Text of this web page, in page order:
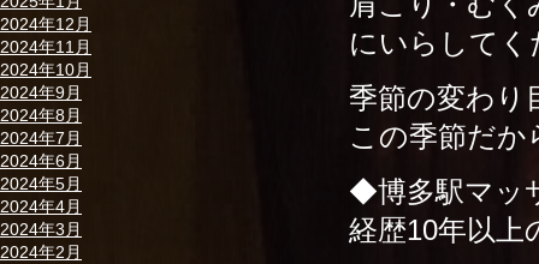
2024年12月
2024年11月
2024年10月
2024年9月
2024年8月
2024年7月
2024年6月
2024年5月
2024年4月
2024年3月
2024年2月
にいらしてく
季節の変わり
この季節だか
◆博多駅マッ
経歴10年以上